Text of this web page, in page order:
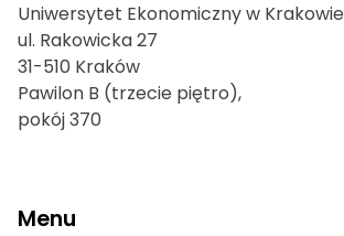
Uniwersytet Ekonomiczny w Krakowie
ul. Rakowicka 27
31-510 Kraków
Pawilon B (trzecie piętro),
pokój 370
Menu